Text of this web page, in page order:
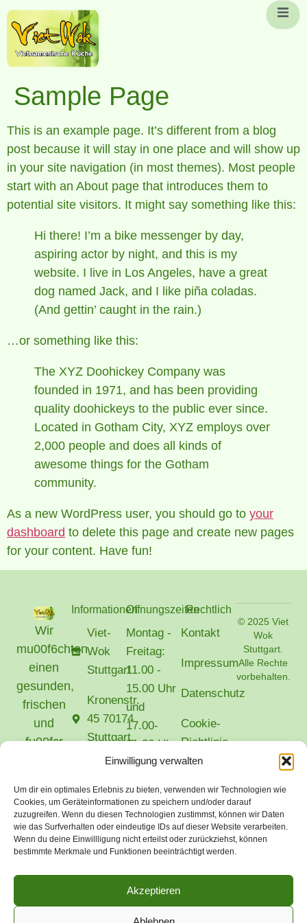
Einwilligung verwalten
Um dir ein optimales Erlebnis zu bieten, verwenden wir Technologien wie
Cookies, um Geräteinformationen zu speichern und/oder darauf
zuzugreifen. Wenn du diesen Technologien zustimmst, können wir Daten
wie das Surfverhalten oder eindeutige IDs auf dieser Website verarbeiten.
Wenn du deine Einwillligung nicht erteilst oder zurückziehst, können
bestimmte Merkmale und Funktionen beeinträchtigt werden.
Akzeptieren
Sample Page
This is an example page. It’s different from a blog
post because it will stay in one place and will show up
in your site navigation (in most themes). Most people
start with an About page that introduces them to
potential site visitors. It might say something like this:
Hi there! I’m a bike messenger by day,
aspiring actor by night, and this is my
website. I live in Los Angeles, have a great
dog named Jack, and I like piña coladas.
(And gettin’ caught in the rain.)
…or something like this:
The XYZ Doohickey Company was
founded in 1971, and has been providing
quality doohickeys to the public ever since.
Located in Gotham City, XYZ employs over
2,000 people and does all kinds of
awesome things for the Gotham
community.
As a new WordPress user, you should go to your
dashboard to delete this page and create new pages
for your content. Have fun!
Wir
mu00f6chten
einen
gesunden,
frischen
und
fu00fcr
Mittagstisch
anbieten.
Wir
kochen
frisch und
ku00fcnstliche
Informationen
Viet-
Wok
Stuttgart
Kronenstr.
45 70174
Stuttgart.
vietwokvankhainguyen@gmail.com
0711 -
39 160
460
Offnungszeiten
Montag -
Freitag:
11.00 -
15.00 Uhr
und
17.00-
21.30 Uhr
und
Feiertage:
12.00 -
21.30 Uhr
Sonntag:
Ruhetag
Rechtlich
Kontakt
Impressum
Datenschutz
Cookie-
Richtlinie
(EU)
© 2025 Viet
Wok
Stuttgart.
Alle Rechte
vorbehalten.